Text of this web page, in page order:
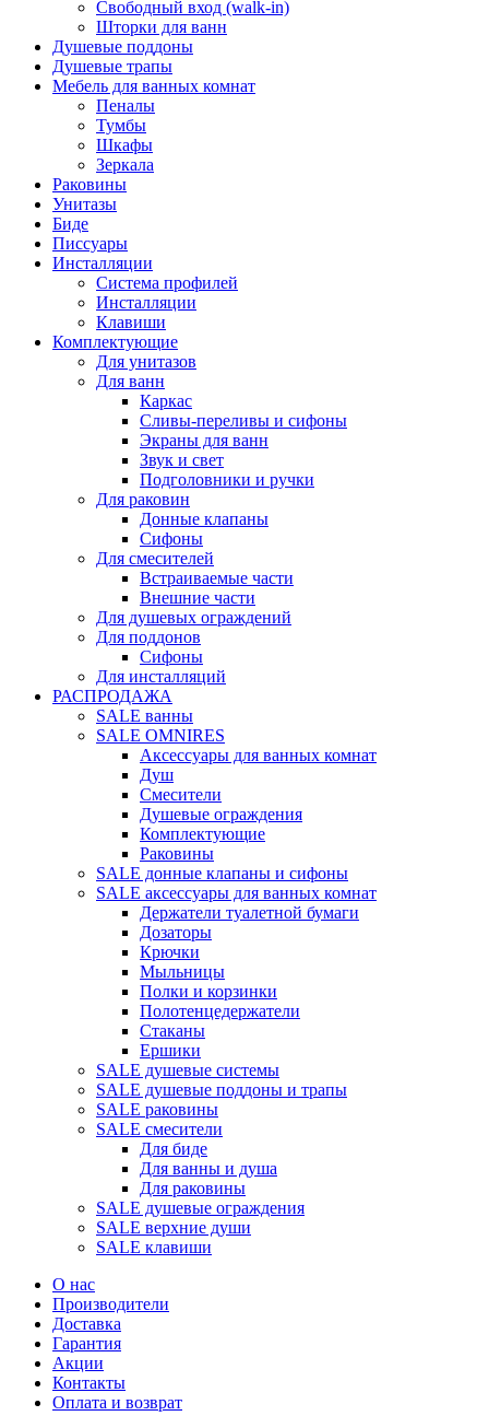
Свободный вход (walk-in)
Шторки для ванн
Душевые поддоны
Душевые трапы
Мебель для ванных комнат
Пеналы
Тумбы
Шкафы
Зеркала
Раковины
Унитазы
Биде
Писсуары
Инсталляции
Система профилей
Инсталляции
Клавиши
Комплектующие
Для унитазов
Для ванн
Каркас
Сливы-переливы и сифоны
Экраны для ванн
Звук и свет
Подголовники и ручки
Для раковин
Донные клапаны
Сифоны
Для смесителей
Встраиваемые части
Внешние части
Для душевых ограждений
Для поддонов
Сифоны
Для инсталляций
РАСПРОДАЖА
SALE ванны
SALE OMNIRES
Аксессуары для ванных комнат
Душ
Смесители
Душевые ограждения
Комплектующие
Раковины
SALE донные клапаны и сифоны
SALE аксессуары для ванных комнат
Держатели туалетной бумаги
Дозаторы
Крючки
Мыльницы
Полки и корзинки
Полотенцедержатели
Стаканы
Ершики
SALE душевые системы
SALE душевые поддоны и трапы
SALE раковины
SALE смесители
Для биде
Для ванны и душа
Для раковины
SALE душевые ограждения
SALE верхние души
SALE клавиши
О нас
Производители
Доставка
Гарантия
Акции
Контакты
Оплата и возврат